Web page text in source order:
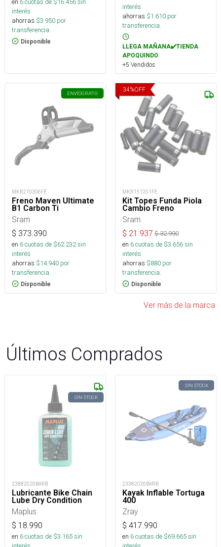
interés
ahorras $3.950 por
transferencia.
Disponible
interés
ahorras $1.610 por
transferencia.
LLEGA MAÑANA✔️TIENDA
APOQUINDO
+5 Vendidos
ENVÍOGRATIS
MKR270306FE
Freno Maven Ultimate
B1 Carbon Ti
Sram
$ 373.390
en 6cuotas de $62.232sin
interés
ahorras $14.940 por
transferencia.
Disponible
34%OFF
MKR151201FE
Kit Topes Funda Piola
Cambio Freno
Sram
$ 21.937 $32.990
en 6cuotas de $3.656sin
interés
ahorras $880 por
transferencia.
Disponible
Ver más de la marca
Últimos Comprados
SIN STOCK
23882026BARB
Lubricante Bike Chain
Lube Dry Condition
Maplus
$ 18.990
en 6cuotas de $3.165sin
SIN STOCK
23382026BARB
Kayak Inflable Tortuga
400
Zray
$ 417.990
en 6cuotas de $69.665sin